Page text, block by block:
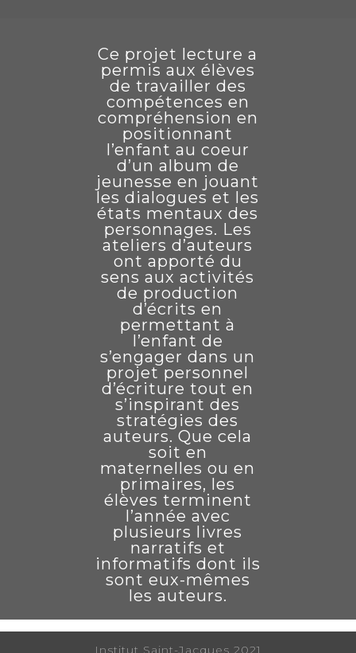
Ce projet lecture a
permis aux élèves
de travailler des
compétences en
compréhension en
positionnant
l’enfant au coeur
d’un album de
jeunesse en jouant
les dialogues et les
états mentaux des
personnages. Les
ateliers d’auteurs
ont apporté du
sens aux activités
de production
d’écrits en
permettant à
l’enfant de
s’engager dans un
projet personnel
d’écriture tout en
s’inspirant des
stratégies des
auteurs. Que cela
soit en
maternelles ou en
primaires, les
élèves terminent
l’année avec
plusieurs livres
narratifs et
informatifs dont ils
sont eux-mêmes
les auteurs.
Institut Saint-Jacques 2021